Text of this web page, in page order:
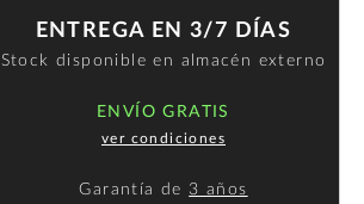
ENTREGA EN 3/7 DÍAS
Stock disponible en almacén externo
ENVÍO GRATIS
ver condiciones
Garantía de 3 años